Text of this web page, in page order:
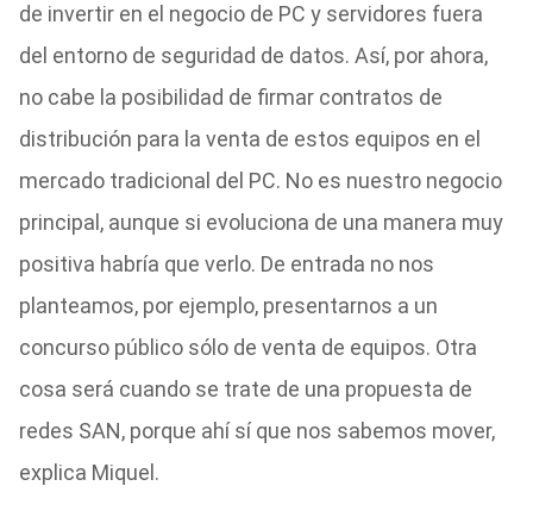
de invertir en el negocio de PC y servidores fuera
del entorno de seguridad de datos. Así, por ahora,
no cabe la posibilidad de firmar contratos de
distribución para la venta de estos equipos en el
mercado tradicional del PC. No es nuestro negocio
principal, aunque si evoluciona de una manera muy
positiva habría que verlo. De entrada no nos
planteamos, por ejemplo, presentarnos a un
concurso público sólo de venta de equipos. Otra
cosa será cuando se trate de una propuesta de
redes SAN, porque ahí sí que nos sabemos mover,
explica Miquel.